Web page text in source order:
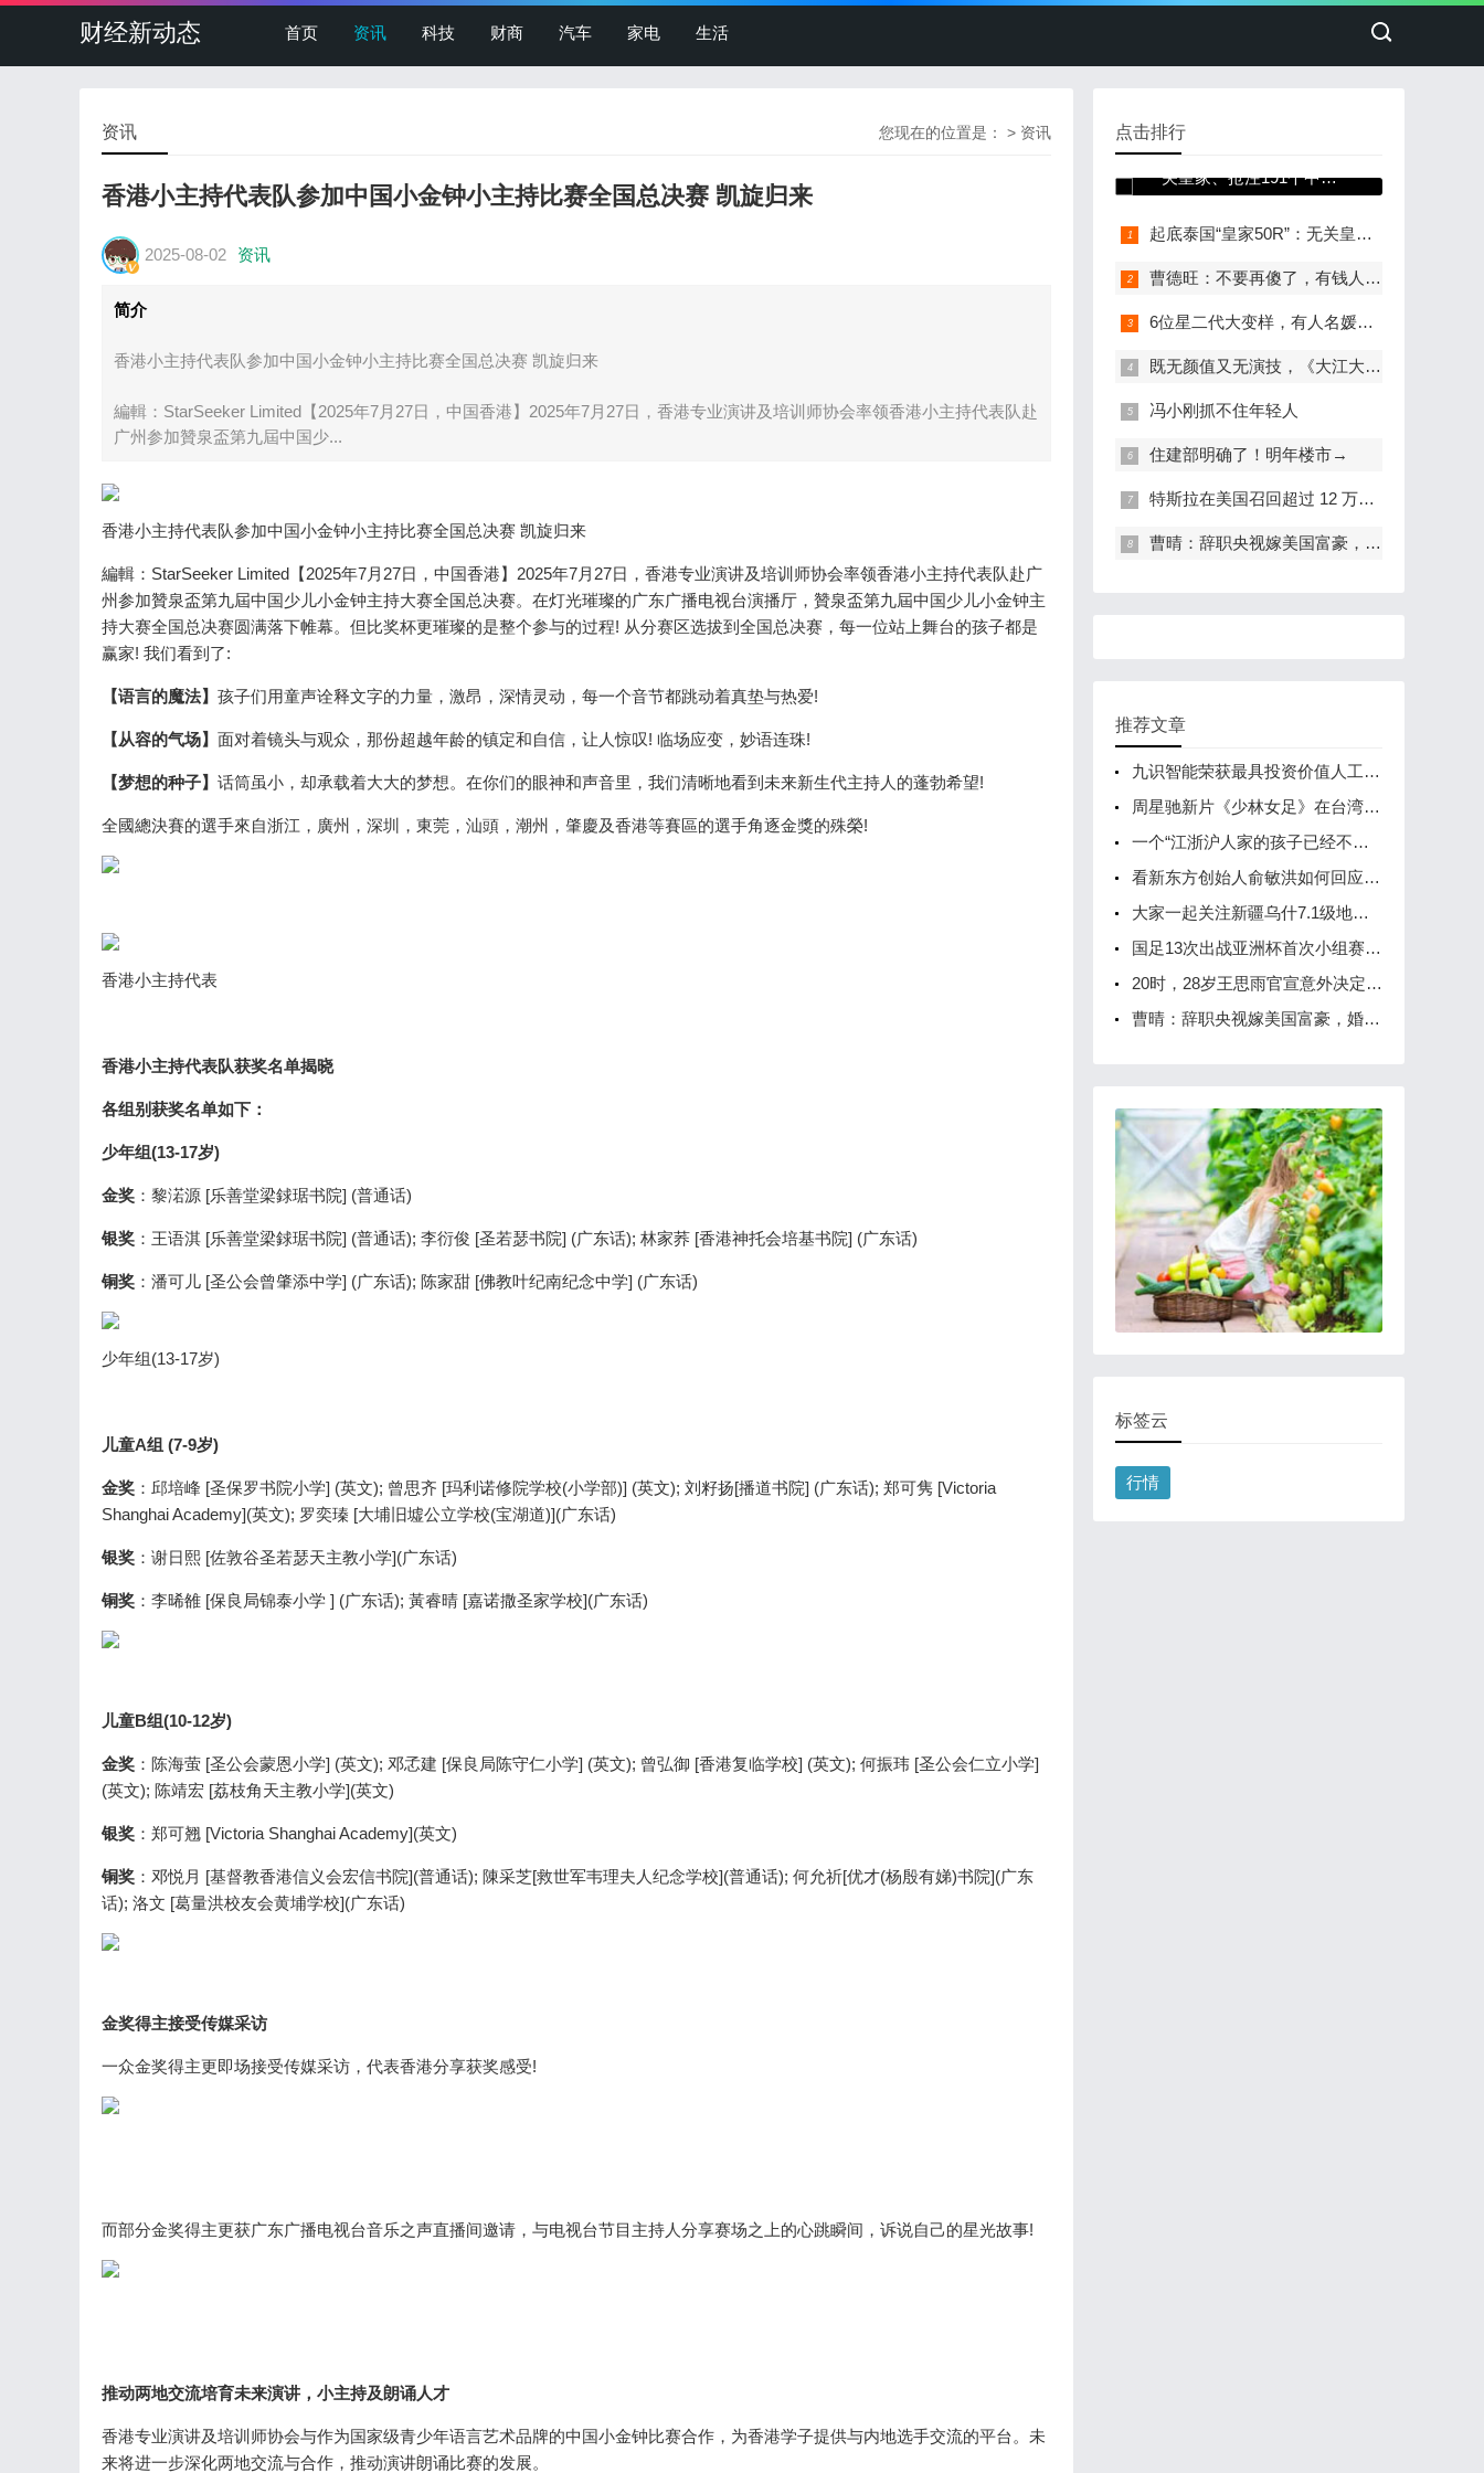
财经新动态 首页 资讯 科技 财商 汽车 家电 生活
您现在的位置是： > 资讯
资讯
香港小主持代表队参加中国小金钟小主持比赛全国总决赛 凯旋归来
2025-08-02 资讯
简介
香港小主持代表队参加中国小金钟小主持比赛全国总决赛 凯旋归来
編輯：StarSeeker Limited【2025年7月27日，中国香港】2025年7月27日，香港专业演讲及培训师协会率领香港小主持代表队赴
广州参加贊泉盃第九屆中国少...
香港小主持代表队参加中国小金钟小主持比赛全国总决赛 凯旋归来
編輯：StarSeeker Limited【2025年7月27日，中国香港】2025年7月27日，香港专业演讲及培训师协会率领香港小主持代表队赴广
州参加贊泉盃第九屆中国少儿小金钟主持大赛全国总决赛。在灯光璀璨的广东广播电视台演播厅，贊泉盃第九屆中国少儿小金钟主
持大赛全国总决赛圆满落下帷幕。但比奖杯更璀璨的是整个参与的过程! 从分赛区选拔到全国总决赛，每一位站上舞台的孩子都是
赢家! 我们看到了:
【语言的魔法】 孩子们用童声诠释文字的力量，激昂，深情灵动，每一个音节都跳动着真垫与热爱!
【从容的气场】 面对着镜头与观众，那份超越年龄的镇定和自信，让人惊叹! 临场应变，妙语连珠!
【梦想的种子】 话筒虽小，却承载着大大的梦想。在你们的眼神和声音里，我们清晰地看到未来新生代主持人的蓬勃希望!
全國總決賽的選手來自浙江，廣州，深圳，東莞，汕頭，潮州，肇慶及香港等賽區的選手角逐金獎的殊榮!
香港小主持代表
香港小主持代表队获奖名单揭晓
各组别获奖名单如下：
少年组(13-17岁)
金奖 ：黎渃源 [乐善堂梁銶琚书院] (普通话)
银奖 ：王语淇 [乐善堂梁銶琚书院] (普通话); 李衍俊 [圣若瑟书院] (广东话); 林家荞 [香港神托会培基书院] (广东话)
铜奖 ：潘可儿 [圣公会曾肇添中学] (广东话); 陈家甜 [佛教叶纪南纪念中学] (广东话)
少年组(13-17岁)
儿童A组 (7-9岁)
金奖 ：邱培峰 [圣保罗书院小学] (英文); 曾思齐 [玛利诺修院学校(小学部)] (英文); 刘籽扬[播道书院] (广东话); 郑可隽 [Victoria
Shanghai Academy](英文); 罗奕瑧 [大埔旧墟公立学校(宝湖道)](广东话)
银奖 ：谢日熙 [佐敦谷圣若瑟天主教小学](广东话)
铜奖 ：李晞雒 [保良局锦泰小学 ] (广东话); 黃睿晴 [嘉诺撒圣家学校](广东话)
儿童B组(10-12岁)
金奖 ：陈海萤 [圣公会蒙恩小学] (英文); 邓孞建 [保良局陈守仁小学] (英文); 曾弘御 [香港复临学校] (英文); 何振玮 [圣公会仁立小学]
(英文); 陈靖宏 [荔枝角天主教小学](英文)
银奖 ：郑可翘 [Victoria Shanghai Academy](英文)
铜奖 ：邓悦月 [基督教香港信义会宏信书院](普通话); 陳采芝[救世军韦理夫人纪念学校](普通话); 何允祈[优才(杨殷有娣)书院](广东
话); 洛文 [葛量洪校友会黄埔学校](广东话)
金奖得主接受传媒采访
一众金奖得主更即场接受传媒采访，代表香港分享获奖感受!
而部分金奖得主更获广东广播电视台音乐之声直播间邀请，与电视台节目主持人分享赛场之上的心跳瞬间，诉说自己的星光故事!
推动两地交流培育未来演讲，小主持及朗诵人才
香港专业演讲及培训师协会与作为国家级青少年语言艺术品牌的中国小金钟比赛合作，为香港学子提供与内地选手交流的平台。未
来将进一步深化两地交流与合作，推动演讲朗诵比赛的发展。
点击排行
起底泰国“皇家50R”：无
关皇家、抢注191个中国
商标
起底泰国“皇家50R”：无关皇家、抢注191个中国商标
曹德旺：不要再傻了，有钱人都几套房子，将来是有钱人卖给有钱人
6位星二代大变样，有人名媛范十足，有人长残了，有人性感成熟
既无颜值又无演技，《大江大河3》这位关系户，真是尴尬的存在
冯小刚抓不住年轻人
住建部明确了！明年楼市→
特斯拉在美国召回超过 12 万辆Model S／X汽车
曹晴：辞职央视嫁美国富豪，婚后挨毒打吃剩饭死不离婚，如今怎样
推荐文章
九识智能荣获最具投资价值人工智能企业！
周星驰新片《少林女足》在台湾省举办海选，吸引了不少素人和足球爱好者前来参加
一个“江浙沪人家的孩子已经不卷学习了”的新闻引发议论纷纷
看新东方创始人俞敏洪如何回应董宇辉新号分流的？
大家一起关注新疆乌什7.1级地震救援见闻
国足13次出战亚洲杯首次小组赛0进球
20时，28岁王思雨官宣意外决定，去向曝光，姚明批准，李梦不舍
曹晴：辞职央视嫁美国富豪，婚后挨毒打吃剩饭死不离婚，如今怎样
标签云
行情